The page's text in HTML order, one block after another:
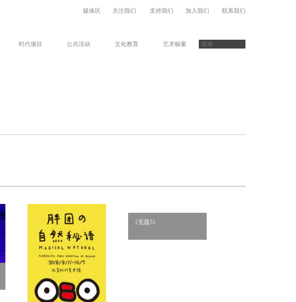
媒体区 关注我们 支持我们 加入我们 联系我们
时代项目 公共活动 文化教育 艺术橱窗
《无题5》